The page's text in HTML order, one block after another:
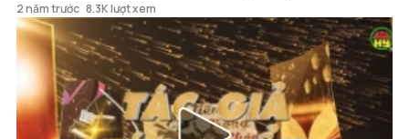
2 năm trước 8.3K lượt xem